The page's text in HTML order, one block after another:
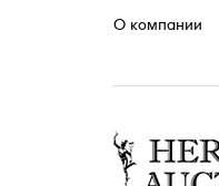
О компании